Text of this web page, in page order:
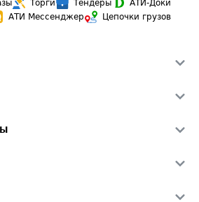
Торги Тендеры
АТИ-Доки
АТИ Мессенджер
Цепочки грузов